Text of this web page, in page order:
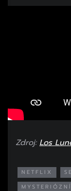
Zdroj: Los L
NETFLIX